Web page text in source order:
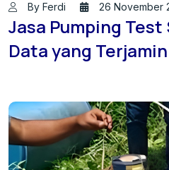
By Ferdi 26 November
Jasa Pumping
Data yang Terjamin